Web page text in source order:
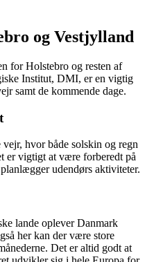
og Vestjylland
for Holstebro og resten af
Institut, DMI, er en vigtig
samt de kommende dage.
hvor både solskin og regn
er vigtigt at være forberedt på
udendørs aktiviteter.
lande oplever Danmark
her kan der være store
Det er altid godt at